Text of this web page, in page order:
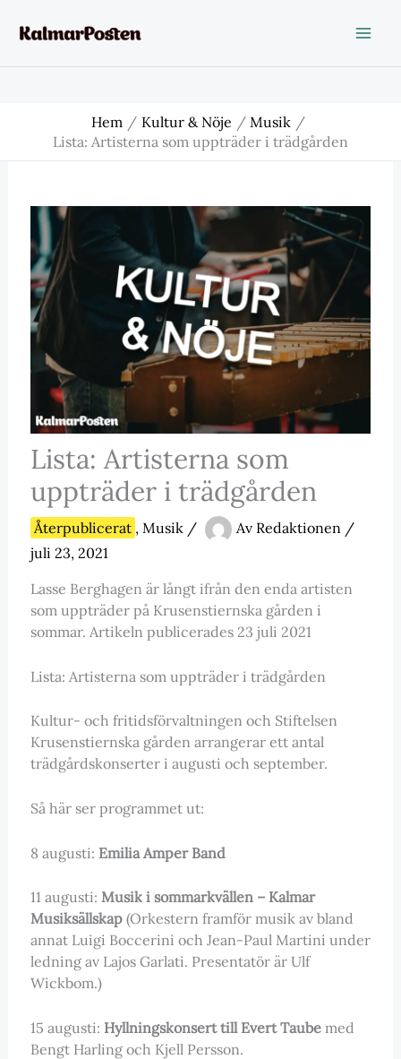
Hem Kultur & Nöje
Musik
Lista: Artisterna som uppträder i trädgården
Lista: Artisterna som
uppträder i trädgården
Återpublicerat , Musik/ Av Redaktionen /
juli 23, 2021
Lasse Berghagen är långt ifrån den enda artisten
som uppträder på Krusenstiernska gården i
sommar. Artikeln publicerades 23 juli 2021
Lista: Artisterna som uppträder i trädgården
Kultur- och fritidsförvaltningen och Stiftelsen
Krusenstiernska gården arrangerar ett antal
trädgårdskonserter i augusti och september.
Så här ser programmet ut:
8 augusti: Emilia Amper Band
11 augusti: Musik i sommarkvällen – Kalmar
Musiksällskap(Orkestern framför musik av bland
annat Luigi Boccerini och Jean-Paul Martini under
ledning av Lajos Garlati. Presentatör är Ulf
Wickbom.)
15 augusti: Hyllningskonsert till Evert Taubemed
Bengt Harling och Kjell Persson.